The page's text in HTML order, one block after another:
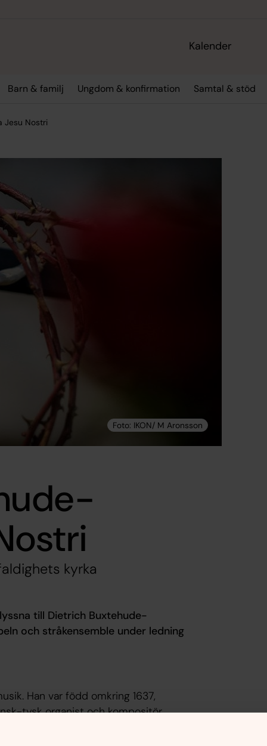
Kalender
Barn & familj Ungdom & konfirmation Samtal & stöd
Jesu Nostri
kyrka
till Dietrich Buxtehude-
och stråkensemble under ledning
Han var född omkring 1637,
tysk organist och kompositör
och andra instrument och utvecklade
andra kompositörer som t ex